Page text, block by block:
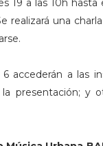
19 a las 10h hasta
realizará una
accederán a las
presentación; y